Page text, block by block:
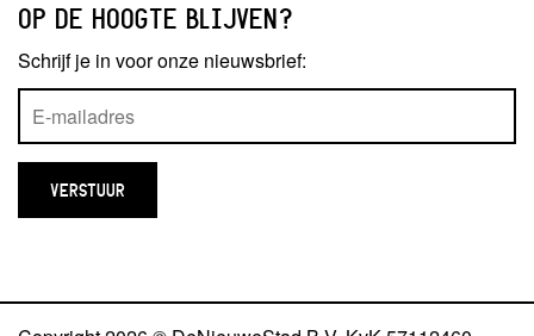
OP DE HOOGTE BLIJVEN?
Schrijf je in voor onze nieuwsbrief: